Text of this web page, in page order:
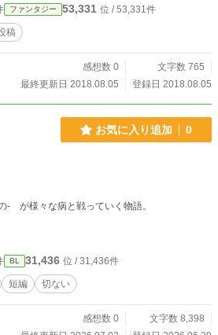
ファンタジー 53,331 位 / 53,331件
稿
感想数 0
文字数 765
最終更新日 2018.08.05
登録日 2018.08.05
お気に入り追加 0
が様々な病と戦っていく物語。
BL 31,436 位 / 31,436件
短編 切ない
感想数 0
文字数 8,398